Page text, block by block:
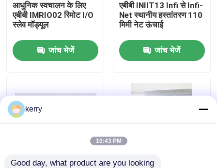
कारखाना भ्रमण
गुणवत्ता नियंत्रण
ब्लॉग
एबीबी 800xa
आधुनिक स्वचालन के लिए
एबीबी IMRIO02 रिमोट I/O
स्लेव मॉड्यूल
जांच भेजें
एबीबी INIIT13 Infi से Infi-
Net स्थानीय हस्तांतरण 110
मिमी नेट ऊंचाई
जांच भेजें
kerry
10:43 PM
Good day, what product are you looking